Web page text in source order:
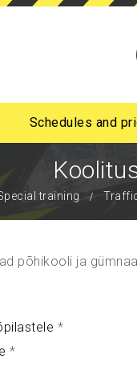
Schedules and
training
põhikooli ja
*
*